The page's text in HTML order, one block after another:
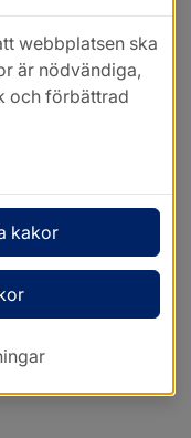
webbplatsen ska
är nödvändiga,
och förbättrad
kakor